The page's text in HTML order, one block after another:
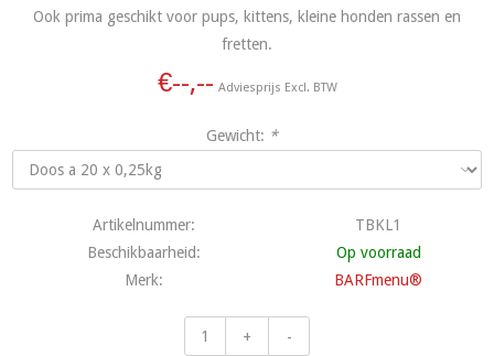
Ook prima geschikt voor pups, kittens, kleine honden rassen en
fretten.
€--,-- Adviesprijs Excl. BTW
Gewicht: *
Artikelnummer:
TBKL1
Beschikbaarheid:
Op voorraad
Merk:
BARFmenu®
+ -